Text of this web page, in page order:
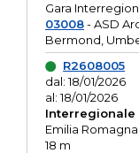
Gara
03008- ASD
Bermond,
R2608005
dal: 18/01/2026
al: 18/01/2026
Interregionale
Emilia
18 m